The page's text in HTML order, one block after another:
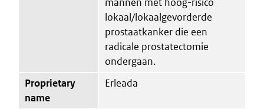
lokaal/lokaalgevorderde
prostaatkanker die een
radicale prostatectomie
ondergaan.
Proprietary
name
Erleada